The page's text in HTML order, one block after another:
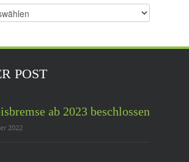
POST
ab 2023 beschlossen
2022